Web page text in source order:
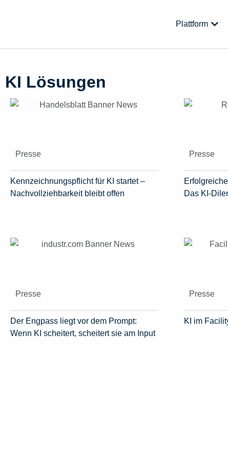
Plattform
KI Lösungen
Presse
Kennzeichnungspflicht für KI startet –
Nachvollziehbarkeit bleibt offen
Presse
Das KI-
Presse
Der Engpass liegt vor dem Prompt:
Wenn KI scheitert, scheitert sie am Input
Presse
KI im